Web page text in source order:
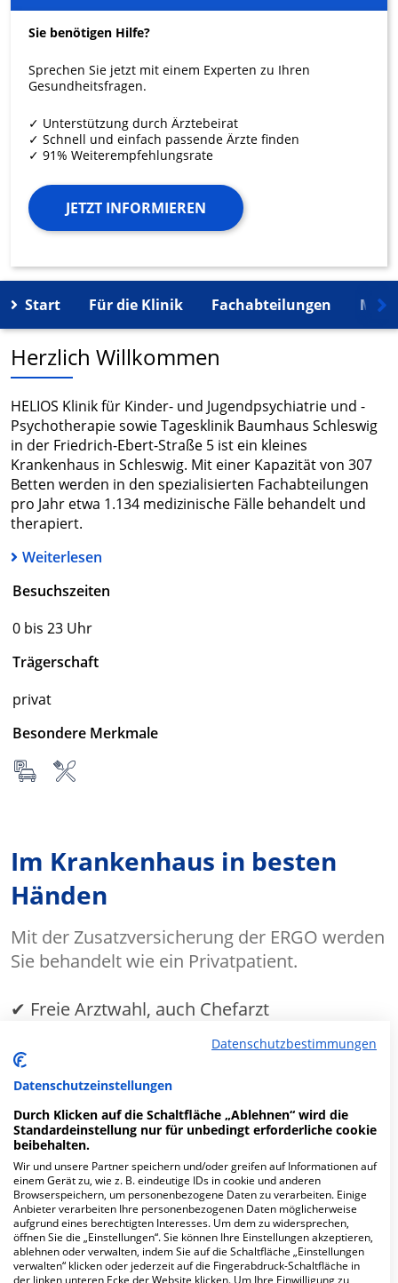
Sie benötigen Hilfe?
Sprechen Sie jetzt mit einem Experten zu Ihren
Gesundheitsfragen.
✓ Unterstützung durch Ärztebeirat
✓ Schnell und einfach passende Ärzte finden
✓ 91% Weiterempfehlungsrate
JETZT INFORMIEREN
Start Für die Klinik Fachabteilungen
Herzlich Willkommen
HELIOS Klinik für Kinder- und Jugendpsychiatrie und -
Psychotherapie sowie Tagesklinik Baumhaus Schleswig
in der Friedrich-Ebert-Straße 5 ist ein kleines
Krankenhaus in Schleswig. Mit einer Kapazität von 307
Betten werden in den spezialisierten Fachabteilungen
pro Jahr etwa 1.134 medizinische Fälle behandelt und
therapiert.
Weiterlesen
Besuchszeiten
0 bis 23 Uhr
Trägerschaft
privat
Besondere Merkmale
Im Krankenhaus in besten
Händen
Mit der Zusatzversicherung der ERGO werden
Sie behandelt wie ein Privatpatient.
✔ Freie Arztwahl, auch Chefarzt
✔Ein- oder Zweibettzimmer
Anzeige
Fachabteilungen
Datenschutzbestimmungen
Datenschutzeinstellungen
Durch Klicken auf die Schaltfläche „Ablehnen“ wird die
Standardeinstellung nur für unbedingt erforderliche cookie
beibehalten.
Wir und unsere Partner speichern und/oder greifen auf Informationen auf
einem Gerät zu, wie z. B. eindeutige IDs in cookie und anderen
Browserspeichern, um personenbezogene Daten zu verarbeiten. Einige
Anbieter verarbeiten Ihre personenbezogenen Daten möglicherweise
aufgrund eines berechtigten Interesses. Um dem zu widersprechen,
öffnen Sie die „Einstellungen“. Sie können Ihre Einstellungen akzeptieren,
ablehnen oder verwalten, indem Sie auf die Schaltfläche „Einstellungen
verwalten“ klicken oder jederzeit auf die Fingerabdruck-Schaltfläche in
der linken unteren Ecke der Website klicken. Um Ihre Einwilligung zu